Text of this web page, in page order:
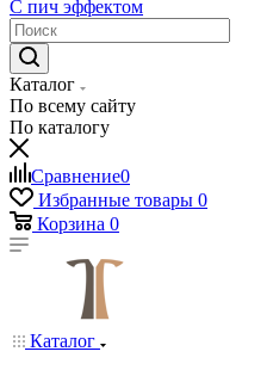
С пич эффектом
Каталог
По всему сайту
По каталогу
Сравнение0
Избранные товары 0
Корзина 0
Каталог